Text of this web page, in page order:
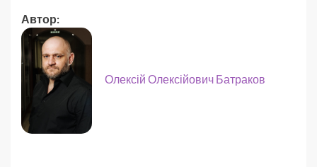
Автор:
Олексій Олексійович Батраков